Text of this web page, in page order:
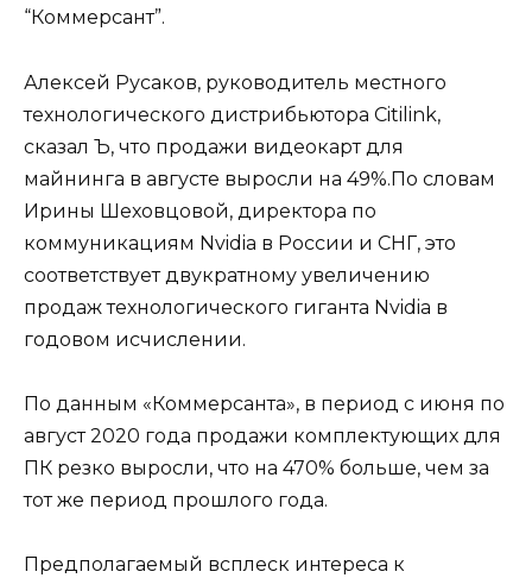
“Коммерсант”.
Алексей Русаков, руководитель местного
технологического дистрибьютора Citilink,
сказал Ъ, что продажи видеокарт для
майнинга в августе выросли на 49%.По словам
Ирины Шеховцовой, директора по
коммуникациям Nvidia в России и СНГ, это
соответствует двукратному увеличению
продаж технологического гиганта Nvidia в
годовом исчислении.
По данным «Коммерсанта», в период с июня по
август 2020 года продажи комплектующих для
ПК резко выросли, что на 470% больше, чем за
тот же период прошлого года.
Предполагаемый всплеск интереса к